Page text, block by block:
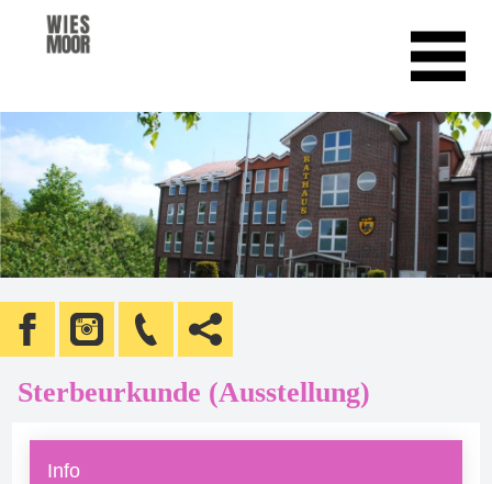
Sterbeurkunde (Ausstellung)
Info